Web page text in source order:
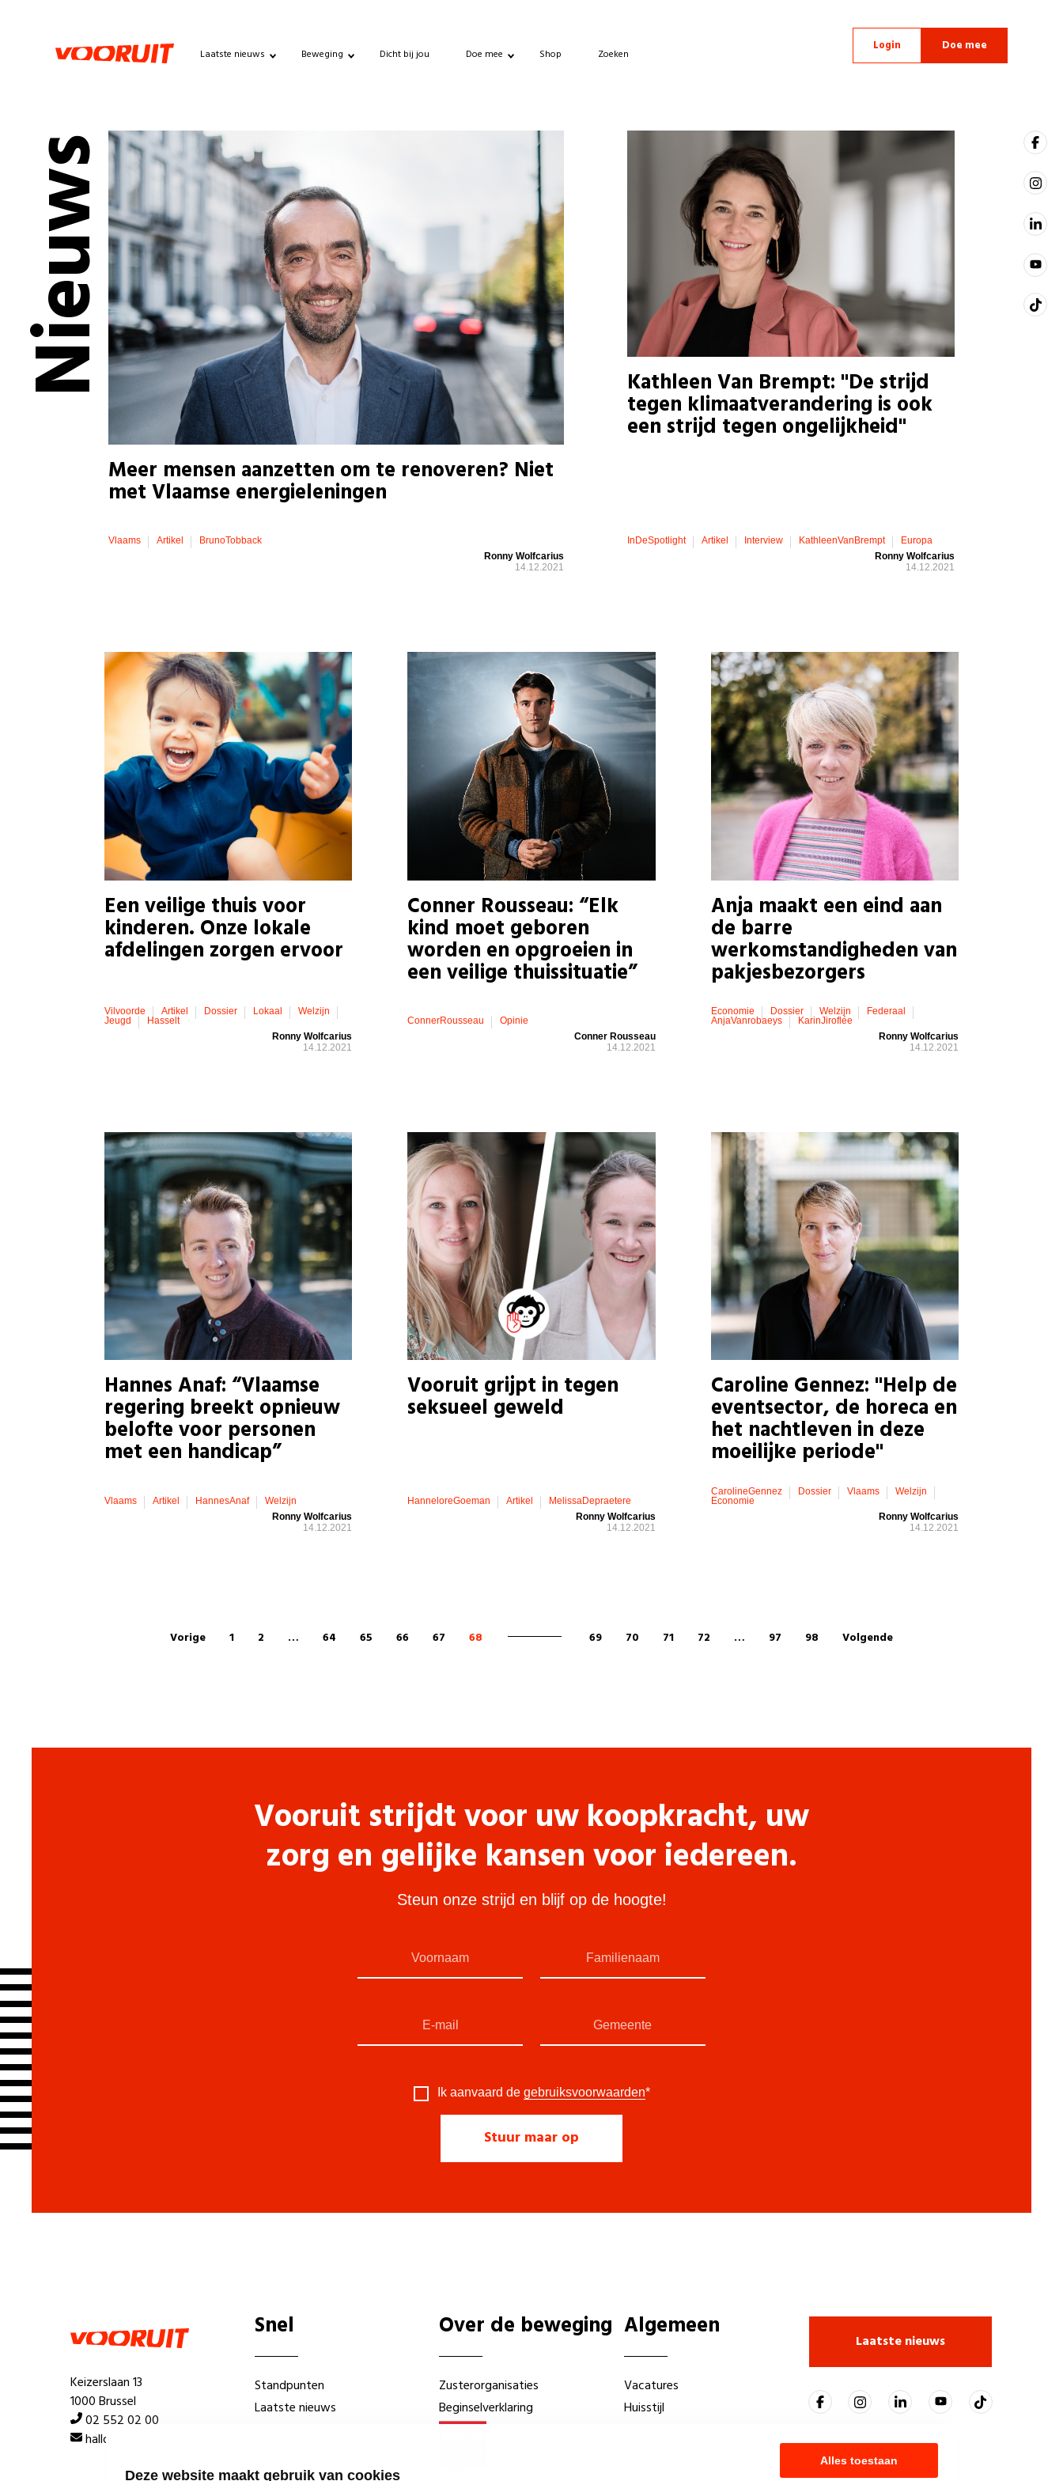
Deze website maakt gebruik van cookies
Alles toestaan
Laatste nieuws Beweging Dicht bij jou Doe mee Shop Zoeken
Login Doe mee
Nieuws
Meer mensen aanzetten om te renoveren? Niet
met Vlaamse energieleningen
Vlaams Artikel
BrunoTobback
Ronny Wolfcarius
14.12.2021
Kathleen Van Brempt: "De strijd
tegen klimaatverandering is ook
een strijd tegen ongelijkheid"
InDeSpotlight Artikel Interview KathleenVanBrempt
Europa
Ronny Wolfcarius
14.12.2021
Een veilige thuis voor
kinderen. Onze lokale
afdelingen zorgen ervoor
Vilvoorde Artikel Dossier Lokaal
Welzijn
Jeugd
Hasselt
Ronny Wolfcarius
14.12.2021
Conner Rousseau: “Elk
kind moet geboren
worden en opgroeien in
een veilige thuissituatie”
ConnerRousseau
Opinie
Conner Rousseau
14.12.2021
Anja maakt een eind aan
de barre
werkomstandigheden van
pakjesbezorgers
Economie Dossier Welzijn
Federaal
AnjaVanrobaeys
KarinJiroflée
Ronny Wolfcarius
14.12.2021
Hannes Anaf: “Vlaamse
regering breekt opnieuw
belofte voor personen
met een handicap”
Vlaams Artikel HannesAnaf
Welzijn
Ronny Wolfcarius
14.12.2021
Vooruit grijpt in tegen
seksueel geweld
HanneloreGoeman Artikel
MelissaDepraetere
Ronny Wolfcarius
14.12.2021
Caroline Gennez: "Help de
eventsector, de horeca en
het nachtleven in deze
moeilijke periode"
CarolineGennez Dossier Vlaams
Welzijn
Economie
Ronny Wolfcarius
14.12.2021
Vorige 1 2 … 64 65 66 67 68 69 70 71 72 … 97 98 Volgende
Vooruit strijdt voor uw koopkracht, uw
zorg en gelijke kansen voor iedereen.
Steun onze strijd en blijf op de hoogte!
Ik aanvaard de gebruiksvoorwaarden*
Keizerslaan 13
1000 Brussel
02 552 02 00
hallo@vooruit.org
Snel
Standpunten
Laatste nieuws
Over de beweging
Zusterorganisaties
Beginselverklaring
Algemeen
Vacatures
Huisstijl
Laatste nieuws